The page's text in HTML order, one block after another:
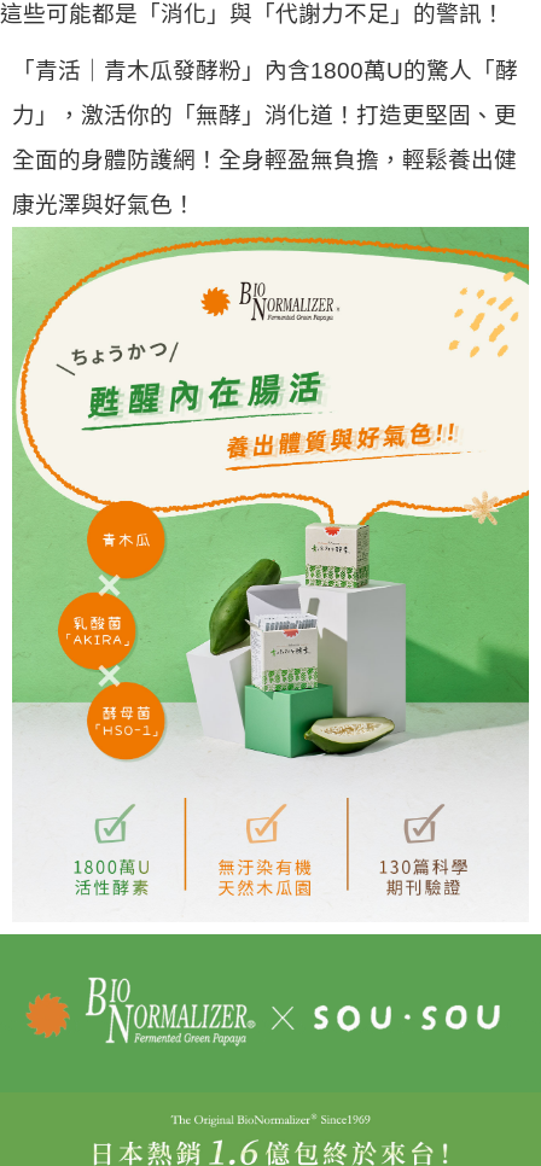
這些可能都是「消化」與「代謝力不足」的警訊！
「青活｜青木瓜發酵粉」內含1800萬U的驚人「酵
力」，激活你的「無酵」消化道！打造更堅固、更
全面的身體防護網！全身輕盈無負擔，輕鬆養出健
康光澤與好氣色！